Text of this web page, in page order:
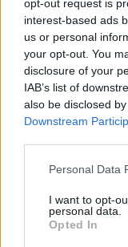
opt-out request is
interest-based ads
us or personal
your opt-out. You
disclosure of your
IAB’s list of
also be disclosed
Downstream
Personal Data
I want to opt-
personal data.
Opted In